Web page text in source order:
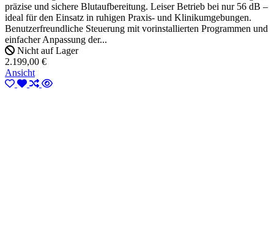
präzise und sichere Blutaufbereitung. Leiser Betrieb bei nur 56 dB –
ideal für den Einsatz in ruhigen Praxis- und Klinikumgebungen.
Benutzerfreundliche Steuerung mit vorinstallierten Programmen und
einfacher Anpassung der...
Nicht auf Lager
2.199,00 €
Ansicht